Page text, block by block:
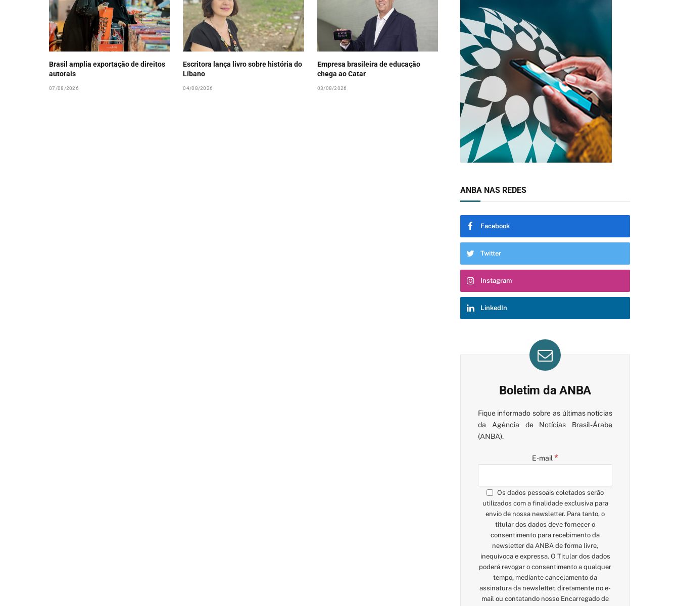
Brasil amplia exportação de direitos
autorais
07/08/2026
Escritora lança livro sobre história do
Líbano
04/08/2026
Empresa brasileira de educação
chega ao Catar
03/08/2026
ANBA NAS REDES
Facebook
Twitter
Instagram
LinkedIn
Boletim da ANBA
Fique informado sobre as últimas notícias
da Agência de Notícias Brasil-Árabe
(ANBA).
E-mail *
Os dados pessoais coletados serão
utilizados com a finalidade exclusiva para
envio de nossa newsletter. Para tanto, o
titular dos dados deve fornecer o
consentimento para recebimento da
newsletter da ANBA de forma livre,
inequívoca e expressa. O Titular dos dados
poderá revogar o consentimento a qualquer
tempo, mediante cancelamento da
assinatura da newsletter, diretamente no e-
mail ou contatando nosso Encarregado de